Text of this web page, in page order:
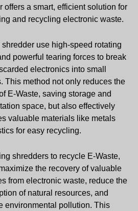
offers a smart, efficient solution for
and recycling electronic waste.
shredder use high-speed rotating
powerful tearing forces to break
electronics into small
This method not only reduces the
E-Waste, saving storage and
space, but also effectively
valuable materials like metals
for easy recycling.
shredders to recycle E-Waste,
the recovery of valuable
from electronic waste, reduce the
of natural resources, and
environmental pollution. This